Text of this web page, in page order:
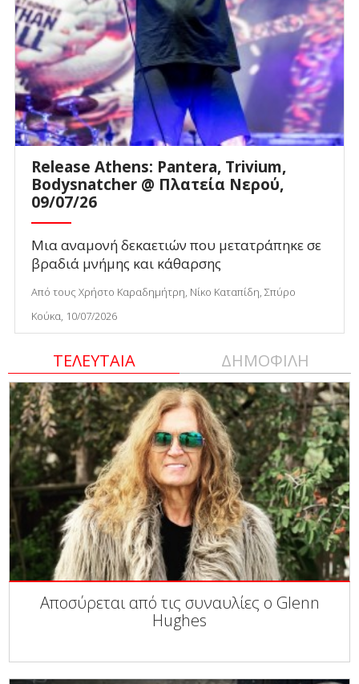
Release Athens: Pantera, Trivium,
Bodysnatcher @ Πλατεία Νερού,
09/07/26
Μια αναμονή δεκαετιών που μετατράπηκε σε
βραδιά μνήμης και κάθαρσης
Από τους Χρήστο Καραδημήτρη, Νίκο Καταπίδη, Σπύρο
Κούκα, 10/07/2026
ΤΕΛΕΥΤΑΙΑ ΔΗΜΟΦΙΛΗ
Αποσύρεται από τις συναυλίες ο Glenn
Hughes